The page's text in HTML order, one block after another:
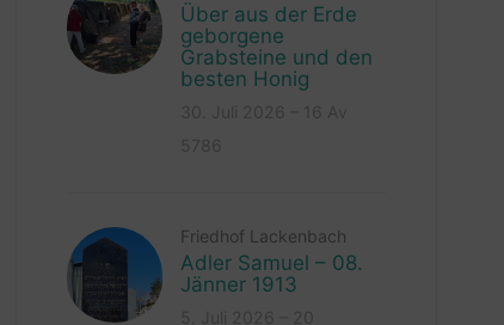
Über aus der Erde
geborgene
Grabsteine und den
besten Honig
Friedhof Lackenbach
Adler Samuel – 08.
Jänner 1913